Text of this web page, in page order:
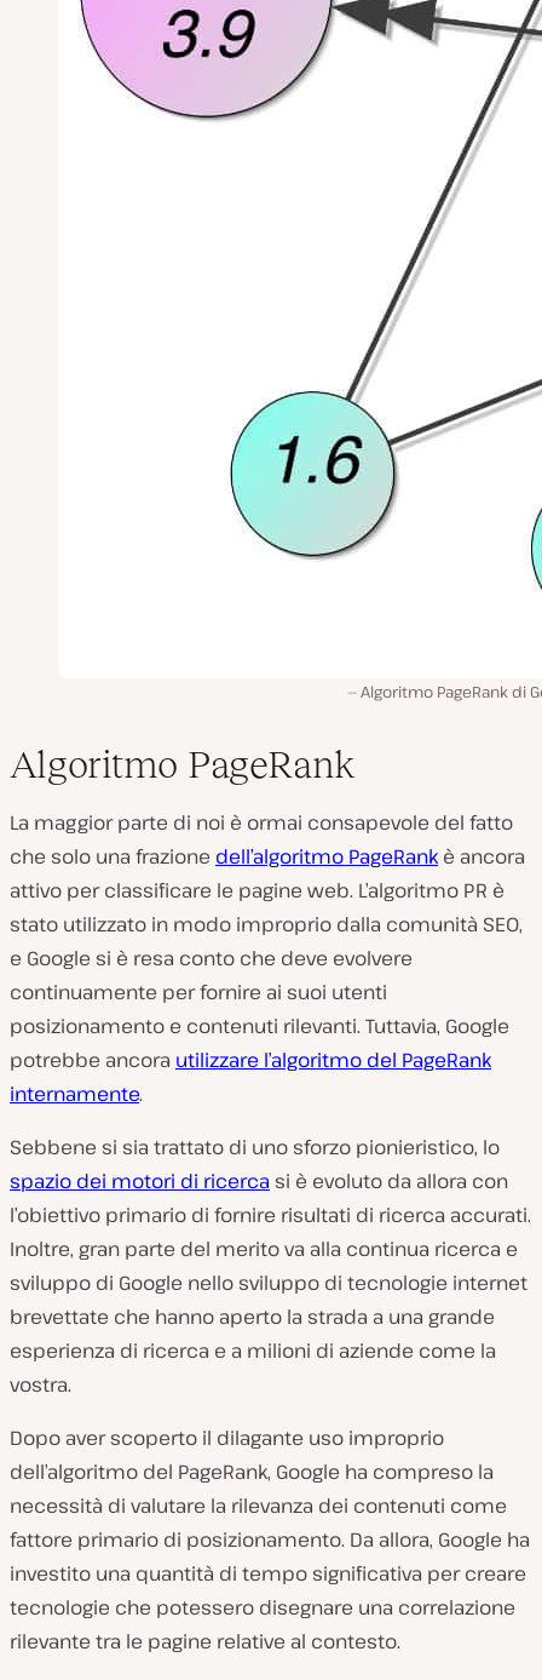
Algoritmo PageRank di
Algoritmo PageRank
La maggior parte di noi è ormai consapevole del fatto
che solo una frazione dell’algoritmo PageRank è ancora
attivo per classificare le pagine web. L’algoritmo PR è
stato utilizzato in modo improprio dalla comunità SEO,
e Google si è resa conto che deve evolvere
continuamente per fornire ai suoi utenti
posizionamento e contenuti rilevanti. Tuttavia, Google
potrebbe ancora utilizzare l’algoritmo del PageRank
internamente.
Sebbene si sia trattato di uno sforzo pionieristico, lo
spazio dei motori di ricerca si è evoluto da allora con
l’obiettivo primario di fornire risultati di ricerca accurati.
Inoltre, gran parte del merito va alla continua ricerca e
sviluppo di Google nello sviluppo di tecnologie internet
brevettate che hanno aperto la strada a una grande
esperienza di ricerca e a milioni di aziende come la
vostra.
Dopo aver scoperto il dilagante uso improprio
dell’algoritmo del PageRank, Google ha compreso la
necessità di valutare la rilevanza dei contenuti come
fattore primario di posizionamento. Da allora, Google ha
investito una quantità di tempo significativa per creare
tecnologie che potessero disegnare una correlazione
rilevante tra le pagine relative al contesto.